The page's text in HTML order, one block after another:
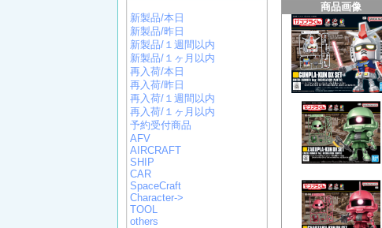
新製品/本日
新製品/昨日
新製品/１週間以内
新製品/１ヶ月以内
再入荷/本日
再入荷/昨日
再入荷/１週間以内
再入荷/１ヶ月以内
予約受付商品
AFV
AIRCRAFT
SHIP
CAR
SpaceCraft
Character->
TOOL
others
商品画像